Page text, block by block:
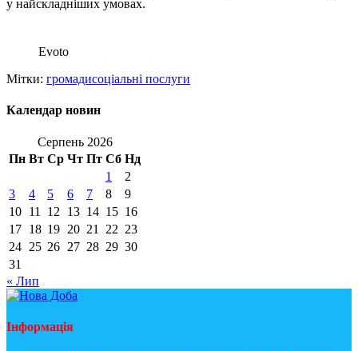
у найскладніших умовах.
Evoto
Мітки: громадисоціальні послуги
Календар новин
Серпень 2026
Пн Вт Ср Чт Пт Сб Нд
1
2
3
4 5 6 7 8
9
10 11 12 13 14 15 16
17 18 19 20 21 22 23
24 25 26 27 28 29 30
31
« Лип
Інформація